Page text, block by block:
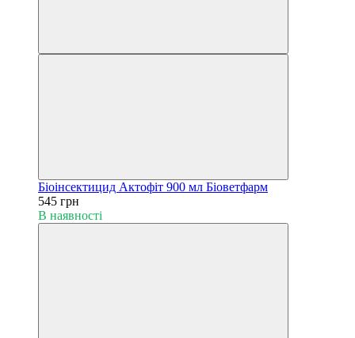
Біоінсектицид Актофіт 900 мл Біоветфарм
545 грн
В наявності